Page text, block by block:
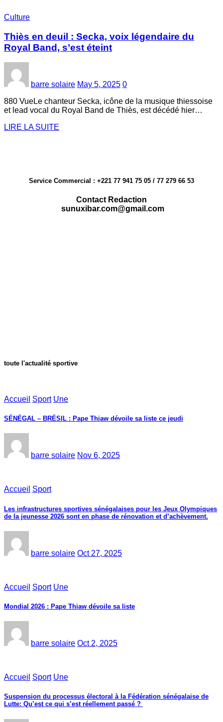
Culture
Thiès en deuil : Secka, voix légendaire du
Royal Band, s’est éteint
barre solaire May 5, 2025 0
880 VueLe chanteur Secka, icône de la musique thiessoise
et lead vocal du Royal Band de Thiès, est décédé hier…
LIRE LA SUITE
Service Commercial : +221 77 941 75 05 / 77 279 66 53
Contact Redaction
sunuxibar.com@gmail.com
toute l'actualité sportive
Accueil Sport Une
SÉNÉGAL – BRÉSIL : Pape Thiaw dévoile sa liste ce jeudi
barre solaire Nov 6, 2025
Accueil Sport
Les infrastructures sportives sénégalaises pour les Jeux Olympiques
de la jeunesse 2026 sont en phase de rénovation et d’achèvement.
barre solaire Oct 27, 2025
Accueil Sport Une
Mondial 2026 : Pape Thiaw dévoile sa liste
barre solaire Oct 2, 2025
Accueil Sport Une
‎Suspension du processus électoral à la Fédération sénégalaise de
Lutte: Qu’est ce qui s’est réellement passé ? ‎‎